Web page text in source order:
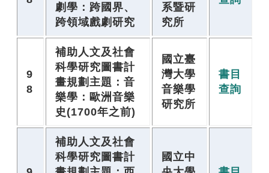
劇學：跨國界、
跨領域戲劇研究
系暨研
究所
9
8
補助人文及社會
科學研究圖書計
畫規劃主題：音
樂學：歐洲音樂
史(1700年之前)
國立臺
灣大學
音樂學
研究所
書目
查詢
補助人文及社會
科學研究圖書計
國立中